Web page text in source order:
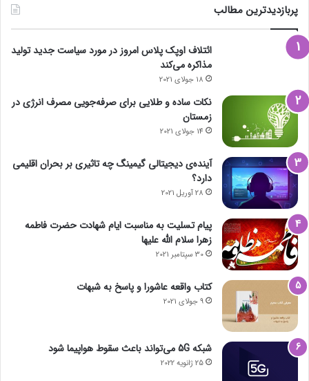
پربازدیدترین مطالب
ائتلاف اوپک پلاس امروز در مورد سیاست جدید تولید
مذاکره می‌کند
18 جولای 2021
نکات ساده و طلایی برای صرفه‌جویی مصرف انرژی در
زمستان
14 جولای 2021
آینده‌ی دیجیتالی گیمینگ چه تاثیری بر بحران اقلیمی
دارد؟
28 آوریل 2021
پیام تسلیت به مناسبت ایام شهادت حضرت فاطمه
زهرا سلام الله علیها
30 سپتامبر 2021
کتاب واقعه عاشورا و پاسخ به شبهات
9 جولای 2021
شبکه 5G می‌تواند باعث سقوط هواپیما شود
25 ژانویه 2022